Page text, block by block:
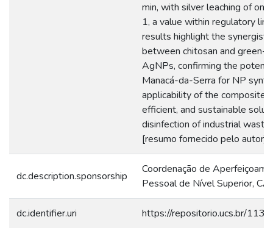
min, with silver leaching of
1, a value within regulatory
results highlight the
between chitosan and green-
AgNPs, confirming the
Manacá-da-Serra for NP
applicability of the composite
efficient, and sustainable
disinfection of industrial
[resumo fornecido pelo autor]
dc.description.sponsorship
Coordenação de
Pessoal de Nível Superior,
dc.identifier.uri https://repositorio.ucs.br/